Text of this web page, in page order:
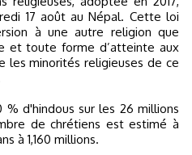
17 août au Népal. Cette loi
à une autre religion que
et toute forme d’atteinte aux
les minorités religieuses de ce
d'hindous sur les 26 millions
de chrétiens est estimé à
à 1,160 millions.